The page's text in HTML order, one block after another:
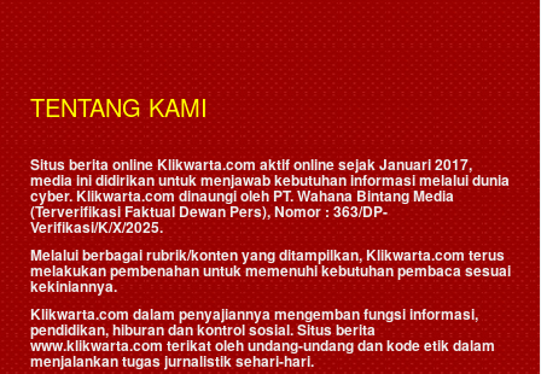
TENTANG KAMI
Situs berita online Klikwarta.com aktif online sejak Januari 2017,
media ini didirikan untuk menjawab kebutuhan informasi melalui dunia
cyber. Klikwarta.com dinaungi oleh PT. Wahana Bintang Media
(Terverifikasi Faktual Dewan Pers), Nomor : 363/DP-
Verifikasi/K/X/2025.
Melalui berbagai rubrik/konten yang ditampilkan, Klikwarta.com terus
melakukan pembenahan untuk memenuhi kebutuhan pembaca sesuai
kekiniannya.
Klikwarta.com dalam penyajiannya mengemban fungsi informasi,
pendidikan, hiburan dan kontrol sosial. Situs berita
www.klikwarta.com terikat oleh undang-undang dan kode etik dalam
menjalankan tugas jurnalistik sehari-hari.